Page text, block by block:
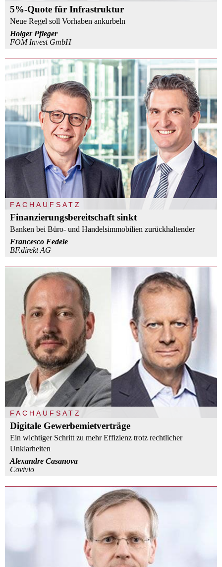
5%-Quote für Infrastruktur
Neue Regel soll Vorhaben ankurbeln
Holger Pfleger
FOM Invest GmbH
FACHAUFSATZ
Finanzierungsbereitschaft sinkt
Banken bei Büro- und Handelsimmobilien zurückhaltender
Francesco Fedele
BF.direkt AG
FACHAUFSATZ
Digitale Gewerbemietverträge
Ein wichtiger Schritt zu mehr Effizienz trotz rechtlicher
Unklarheiten
Alexandre Casanova
Covivio